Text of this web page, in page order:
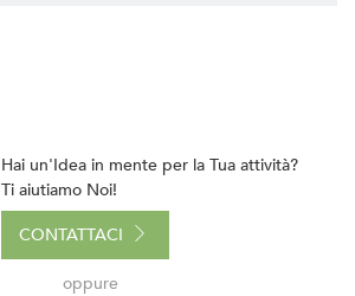
Hai un'Idea in mente per la Tua attività?
Ti aiutiamo Noi!
CONTATTACI
oppure